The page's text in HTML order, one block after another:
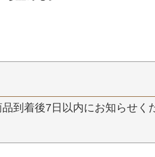
到着後7日以内にお知らせく